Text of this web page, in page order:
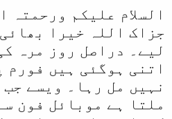
السلام علیکم ورحمتہ
جزاک اللہ خیرا
لیے۔ دراصل روز مرہ
اتنی ہوگئی ہیں فورم
نہیں مل رہا۔ ویسے
ملتا ہے موبائل فون